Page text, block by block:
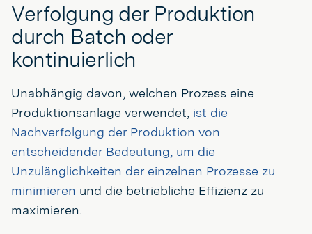
Verfolgung der Produktion
durch Batch oder
kontinuierlich
Unabhängig davon, welchen Prozess eine
Produktionsanlage verwendet, ist die
Nachverfolgung der Produktion von
entscheidender Bedeutung, um die
Unzulänglichkeiten der einzelnen Prozesse zu
minimieren und die betriebliche Effizienz zu
maximieren.